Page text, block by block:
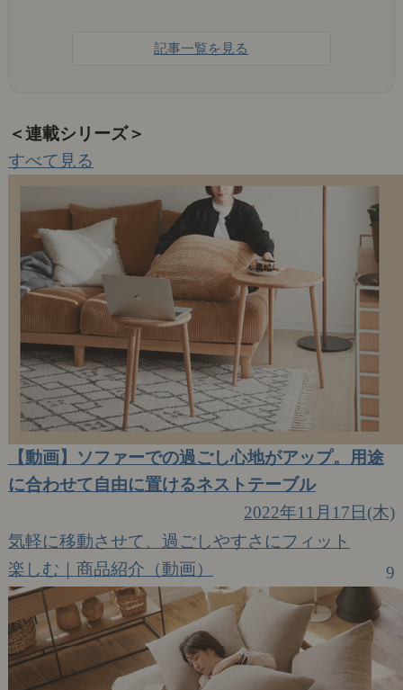
記事一覧を見る
＜連載シリーズ＞
すべて見る
【動画】ソファーでの過ごし心地がアップ。用途
に合わせて自由に置けるネストテーブル
2022年11月17日(木)
気軽に移動させて、過ごしやすさにフィット
楽しむ｜商品紹介（動画）
9